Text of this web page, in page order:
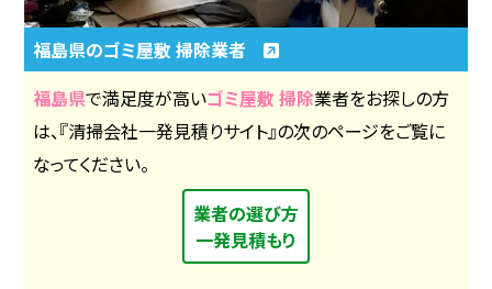
福島県のゴミ屋敷 掃除業者
福島県で満足度が高いゴミ屋敷 掃除業者をお探しの方
は、『清掃会社一発見積りサイト』の次のページをご覧に
なってください。
業者の選び方
一発見積もり